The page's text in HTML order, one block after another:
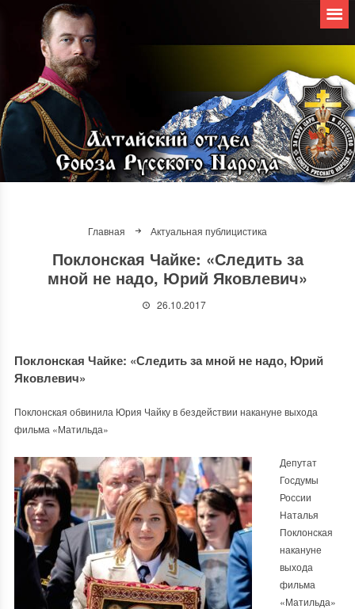
Главная Актуальная публицистика
Поклонская Чайке: «Следить за
мной не надо, Юрий Яковлевич»
26.10.2017
Поклонская Чайке: «Следить за мной не надо, Юрий
Яковлевич»
Поклонская обвинила Юрия Чайку в бездействии накануне выхода
фильма «Матильда»
Депутат
Госдумы
России
Наталья
Поклонская
накануне
выхода
фильма
«Матильда»